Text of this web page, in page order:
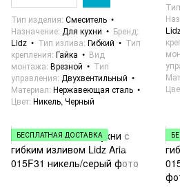
Тип изделия Смеситель
Назначение Для кухни
Бренд
Lidz
Тип излива Гибкий
Тип
крепления Гайка
Вид
монтажа Врезной
Тип
управления Двухвентильный
Материал Нержавеющая сталь
Цвет Никель, Черный
БЕСПЛАТНАЯ ДОСТАВКА